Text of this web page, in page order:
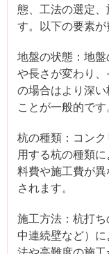
態、工法の選定
す。以下の要素
地盤の状態：地
や長さが変わり
の場合はより深
ことが一般的です
杭の種類：コン
用する杭の種類
料費や施工費が
されます。
施工方法：杭打
中連続壁など）